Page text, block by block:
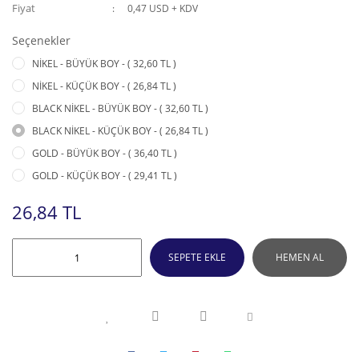
Fiyat 0,47 USD + KDV
Seçenekler
NİKEL - BÜYÜK BOY - ( 32,60 TL )
NİKEL - KÜÇÜK BOY - ( 26,84 TL )
BLACK NİKEL - BÜYÜK BOY - ( 32,60 TL )
BLACK NİKEL - KÜÇÜK BOY - ( 26,84 TL )
GOLD - BÜYÜK BOY - ( 36,40 TL )
GOLD - KÜÇÜK BOY - ( 29,41 TL )
26,84 TL
SEPETE EKLE HEMEN AL